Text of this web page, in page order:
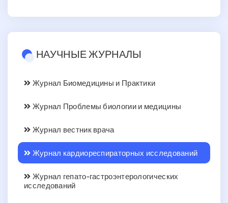
НАУЧНЫЕ ЖУРНАЛЫ
Журнал Биомедицины и Практики
Журнал Проблемы биологии и медицины
Журнал вестник врача
Журнал кардиореспираторных исследований
Журнал гепато-гастроэнтерологических
исследований